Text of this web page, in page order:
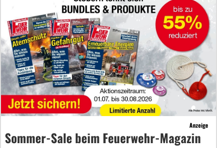
Anzeige
Sommer-Sale beim Feuerwehr-Magazin